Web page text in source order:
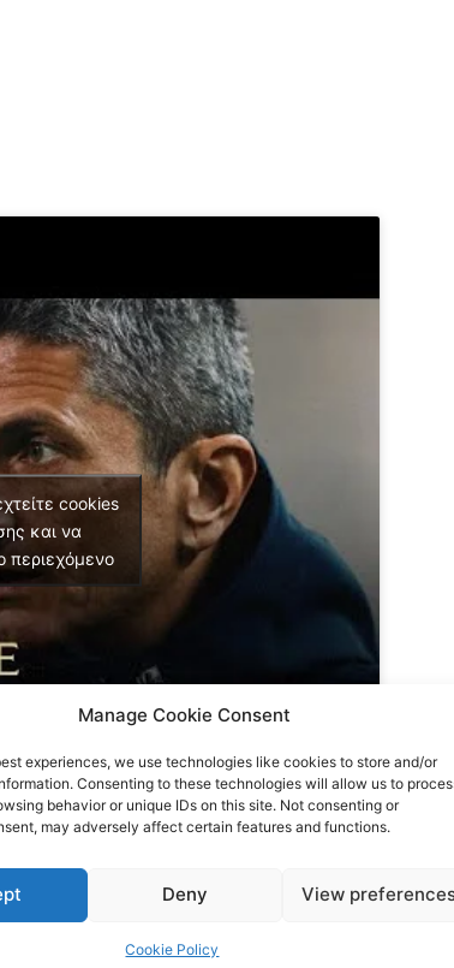
Manage Cookie Consent
experiences, we use technologies like cookies to store and/or
Consenting to these technologies will allow us to
behavior or unique IDs on this site. Not consenting or
may adversely affect certain features and functions.
Deny View
Cookie Policy
cookies
και να
περιεχόμενο
[live] appeared first on PAOKFC.